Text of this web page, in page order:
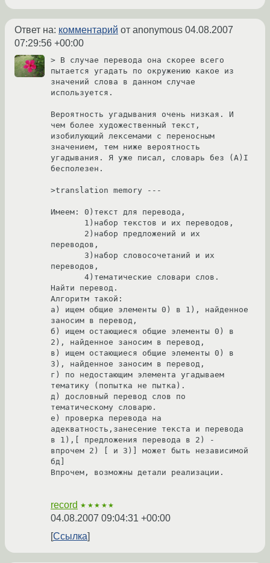
Ответ на: комментарий от anonymous 04.08.2007
07:29:56 +00:00
> В случае перевода она скорее всего
пытается угадать по окружению какое из
значений слова в данном случае
используется.
Вероятность угадывания очень низкая. И
чем более художественный текст,
изобилующий лексемами с переносным
значением, тем ниже вероятность
угадывания. Я уже писал, словарь без (A)I
бесполезен.
>translation memory ---
Имеем: 0)текст для перевода,
переводов,
переводов,
Найти перевод.
Алгоритм такой:
a) ищем общие элементы 0) в 1), найденное
заносим в перевод,
б) ищем остающиеся общие элементы 0) в
2), найденное заносим в перевод,
в) ищем остающиеся общие элементы 0) в
3), найденное заносим в перевод,
г) по недостающим элемента угадываем
тематику (попытка не пытка).
д) дословный перевод слов по
тематическому словарю.
е) проверка перевода на
адекватность,занесение текста и перевода
в 1),[ предложения перевода в 2) -
впрочем 2) [ и 3)] может быть независимой
бд]
Впрочем, возможны детали реализации.
record ★★★★★
04.08.2007 09:04:31 +00:00
Ссылка